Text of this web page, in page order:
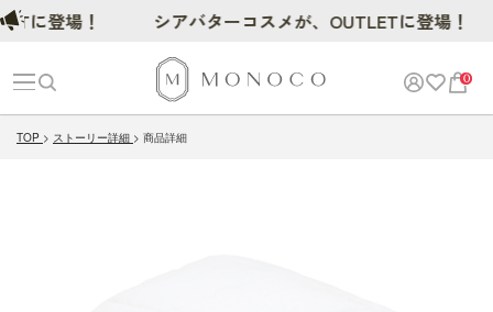
0
TOP ストーリー詳細 商品詳細
場！ シアバターコスメが、OUTLETに登場！